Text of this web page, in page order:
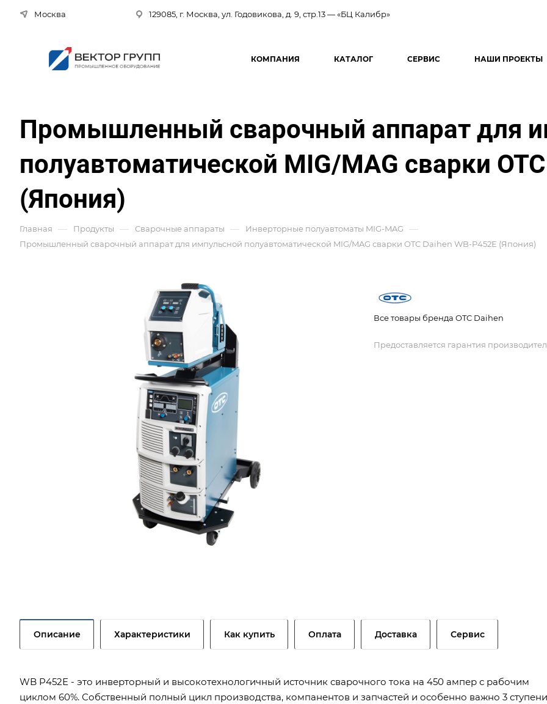
Москва 129085, г. Москва, ул. Годовикова, д. 9, стр.13 — «БЦ Калибр»
КОМПАНИЯ КАТАЛОГ СЕРВИС НАШИ ПРОЕКТЫ
Промышленный сварочный аппарат для
полуавтоматической MIG/MAG сварки
(Япония)
Главная — Продукты — Сварочные аппараты — Инверторные полуавтоматы MIG-MAG —
Промышленный сварочный аппарат для импульсной полуавтоматической MIG/MAG сварки OTC Daihen WB-P452E (Япония)
Все товары бренда OTC Daihen
Предоставляется гарантия
Описание Характеристики Как купить Оплата Доставка Сервис
WB P452Е - это инверторный и высокотехнологичный источник сварочного тока на 450 ампер с рабочим
циклом 60%. Собственный полный цикл производства, компанентов и запчастей и особенно важно 3 ступени